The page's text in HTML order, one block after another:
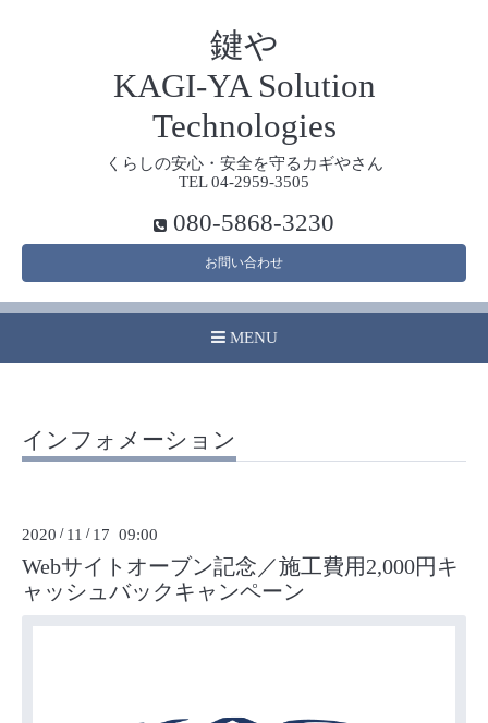
鍵や
KAGI-YA Solution
Technologies
くらしの安心・安全を守るカギやさん
TEL 04-2959-3505
080-5868-3230
お問い合わせ
MENU
インフォメーション
2020 / 11 / 17 09:00
Webサイトオーブン記念／施工費用2,000円キ
ャッシュバックキャンペーン